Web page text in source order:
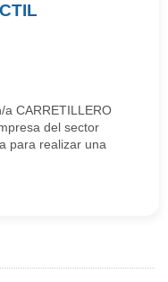
CARRETILLERO
del sector
para realizar una